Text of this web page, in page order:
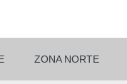
ZONA NORTE